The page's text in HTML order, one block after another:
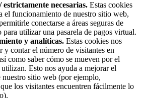
estrictamente necesarias. Estas cookies
el funcionamiento de nuestro sitio web,
conectarse a áreas seguras de
utilizar una pasarela de pagos virtual.
y analíticas. Estas cookies nos
y contar el número de visitantes en
como saber cómo se mueven por el
Esto nos ayuda a mejorar el
sitio web (por ejemplo,
los visitantes encuentren fácilmente lo